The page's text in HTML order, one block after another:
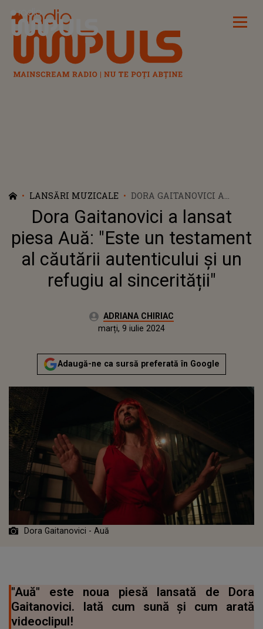
Radio Impuls
LANSĂRI MUZICALE
DORA GAITANOVICI A
LANSAT PIESA AUĂ: "ESTE
UN TESTAMENT AL
CĂUTĂRII AUTENTICULUI
ȘI UN REFUGIU AL
SINCERITĂȚII"
Dora Gaitanovici a lansat
piesa Auă: "Este un testament
al căutării autenticului și un
refugiu al sincerității"
Autor:ADRIANA CHIRIAC
Actualizat:
marți, 9 iulie 2024
Adaugă-ne ca sursă preferată în Google
Dora Gaitanovici - Auă
"Auă" este noua piesă lansată de Dora
Gaitanovici. Iată cum sună şi cum arată
videoclipul!